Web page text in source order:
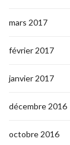
mars 2017
février 2017
janvier 2017
décembre 2016
octobre 2016